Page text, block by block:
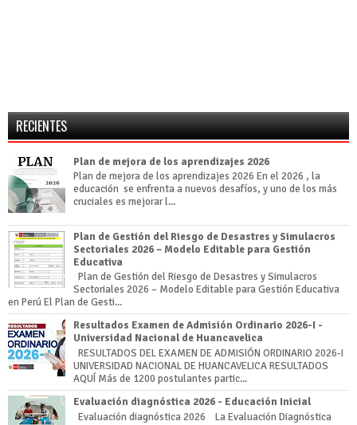
RECIENTES
Plan de mejora de los aprendizajes 2026
Plan de mejora de los aprendizajes 2026 En el 2026 , la
educación se enfrenta a nuevos desafíos, y uno de los más
cruciales es mejorar l...
Plan de Gestión del Riesgo de Desastres y Simulacros
Sectoriales 2026 – Modelo Editable para Gestión
Educativa
Plan de Gestión del Riesgo de Desastres y Simulacros
Sectoriales 2026 – Modelo Editable para Gestión Educativa
en Perú El Plan de Gesti...
Resultados Examen de Admisión Ordinario 2026-I -
Universidad Nacional de Huancavelica
RESULTADOS DEL EXAMEN DE ADMISIÓN ORDINARIO 2026-I
UNIVERSIDAD NACIONAL DE HUANCAVELICA RESULTADOS
AQUÍ Más de 1200 postulantes partic...
Evaluación diagnóstica 2026 - Educación Inicial
Evaluación diagnóstica 2026 La Evaluación Diagnóstica